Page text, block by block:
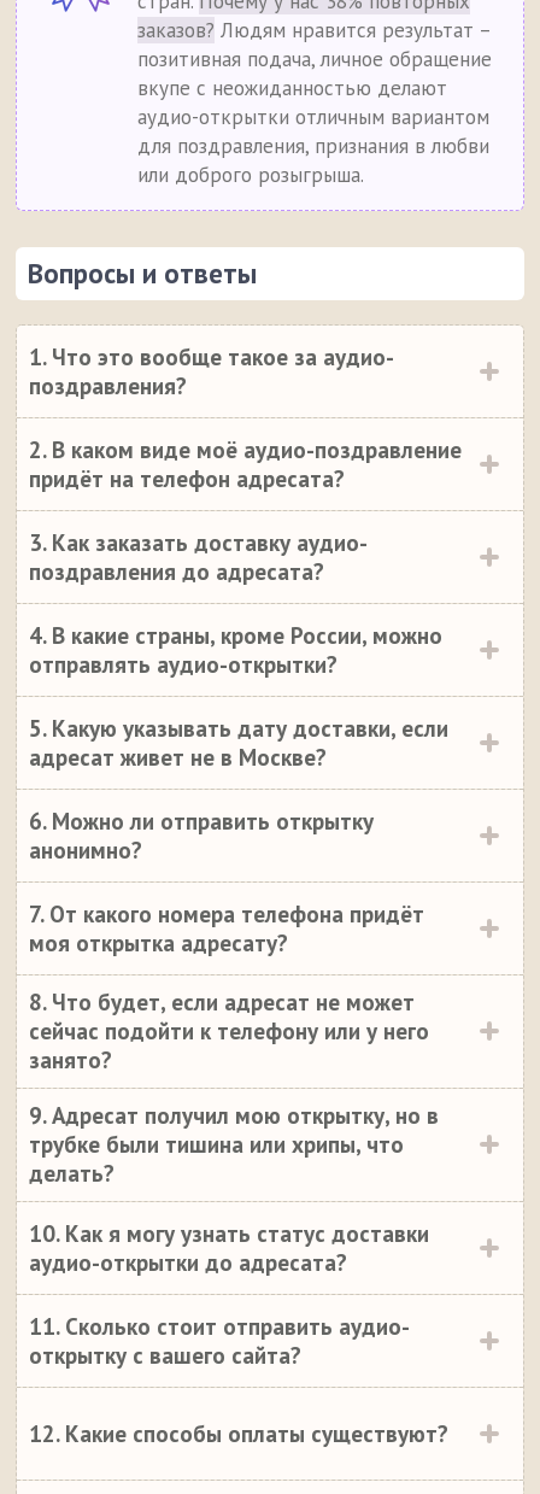
заказов? Людям нравится результат –
позитивная подача, личное обращение
вкупе с неожиданностью делают
аудио-открытки отличным вариантом
для поздравления, признания в любви
или доброго розыгрыша.
Вопросы и ответы
1. Что это вообще такое за аудио-
поздравления?
2. В каком виде моё аудио-поздравление
придёт на телефон адресата?
3. Как заказать доставку аудио-
поздравления до адресата?
4. В какие страны, кроме России, можно
отправлять аудио-открытки?
5. Какую указывать дату доставки, если
адресат живет не в Москве?
6. Можно ли отправить открытку
анонимно?
7. От какого номера телефона придёт
моя открытка адресату?
8. Что будет, если адресат не может
сейчас подойти к телефону или у него
занято?
9. Адресат получил мою открытку, но в
трубке были тишина или хрипы, что
делать?
10. Как я могу узнать статус доставки
аудио-открытки до адресата?
11. Сколько стоит отправить аудио-
открытку с вашего сайта?
12. Какие способы оплаты существуют?